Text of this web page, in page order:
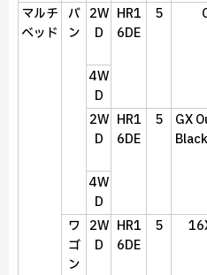
マルチ
ベッド
バ
ン
2W
D
HR1
6DE
5
4W
D
2W
D
HR1
6DE
5
GX
4W
D
ワ
ゴ
ン
2W
D
HR1
6DE
5